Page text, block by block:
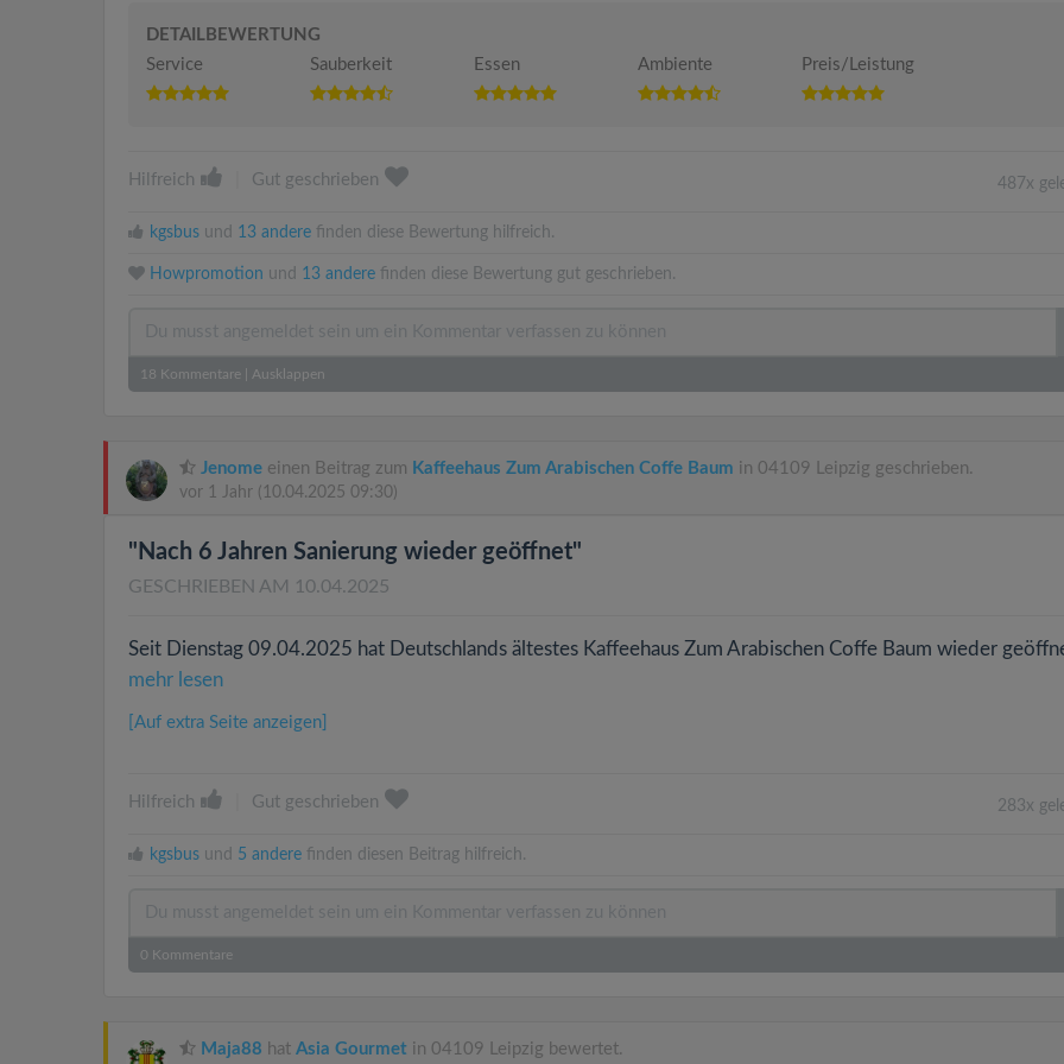
DETAILBEWERTUNG
Service
Sauberkeit Essen Ambiente Preis/Leistung
Hilfreich Gut geschrieben 487x
kgsbus und 13 andere finden diese Bewertung hilfreich.
Howpromotion und 13 andere finden diese Bewertung gut geschrieben.
18 Kommentare Ausklappen
Jenome einen Beitrag zum Kaffeehaus Zum Arabischen Coffe Baum in 04109 Leipzig geschrieben.
vor 1 Jahr (10.04.2025 09:30)
"Nach 6 Jahren Sanierung wieder geöffnet"
GESCHRIEBEN AM 10.04.2025
Seit Dienstag 09.04.2025 hat Deutschlands ältestes Kaffeehaus Zum Arabischen Coffe Baum wieder
mehr lesen
[Auf extra Seite anzeigen]
Hilfreich Gut geschrieben 283x
kgsbus und 5 andere finden diesen Beitrag hilfreich.
0 Kommentare
Maja88 hat Asia Gourmet in 04109 Leipzig bewertet.